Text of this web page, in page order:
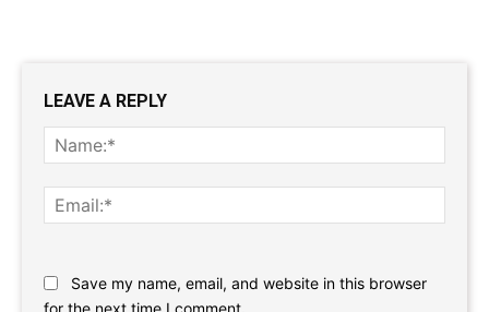
LEAVE A REPLY
Save my name, email, and website in this browser
for the next time I comment.